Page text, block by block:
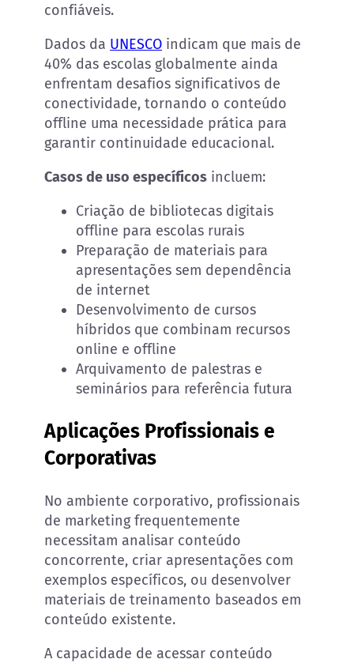
confiáveis.
Dados da UNESCO indicam que mais de
40% das escolas globalmente ainda
enfrentam desafios significativos de
conectividade, tornando o conteúdo
offline uma necessidade prática para
garantir continuidade educacional.
Casos de uso específicos incluem:
Criação de bibliotecas digitais
offline para escolas rurais
Preparação de materiais para
apresentações sem dependência
de internet
Desenvolvimento de cursos
híbridos que combinam recursos
online e offline
Arquivamento de palestras e
seminários para referência futura
Aplicações Profissionais e
Corporativas
No ambiente corporativo, profissionais
de marketing frequentemente
necessitam analisar conteúdo
concorrente, criar apresentações com
exemplos específicos, ou desenvolver
materiais de treinamento baseados em
conteúdo existente.
A capacidade de acessar conteúdo